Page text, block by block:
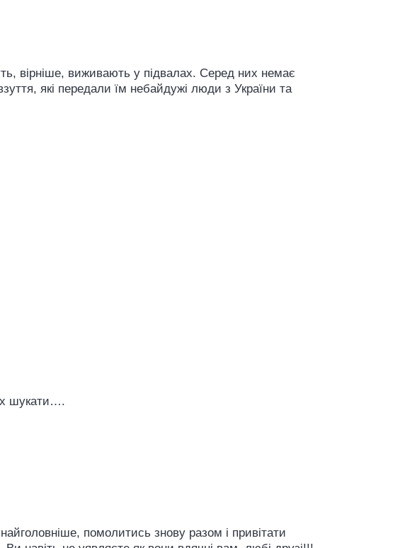
вірніше, виживають у підвалах. Серед них немає
які передали їм небайдужі люди з України та
шукати….
помолитись знову разом і привітати